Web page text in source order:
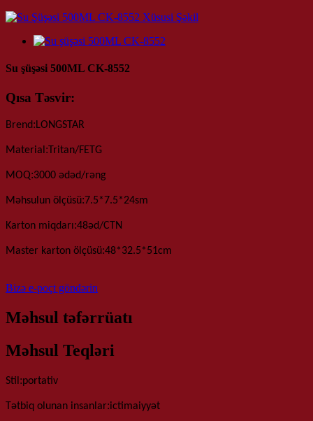
Su şüşəsi 500ML CK-8552
Qısa Təsvir:
Brend:LONGSTAR
Material: Tritan/FETG
MOQ:3000 ədəd/rəng
Məhsulun ölçüsü:7.5*7.5*24sm
Karton miqdarı:48əd/CTN
Master karton ölçüsü:48*32.5*51cm
Bizə e-poçt göndərin
Məhsul təfərrüatı
Məhsul Teqləri
Stil :portativ
Tətbiq olunan insanlar:ictimaiyyət